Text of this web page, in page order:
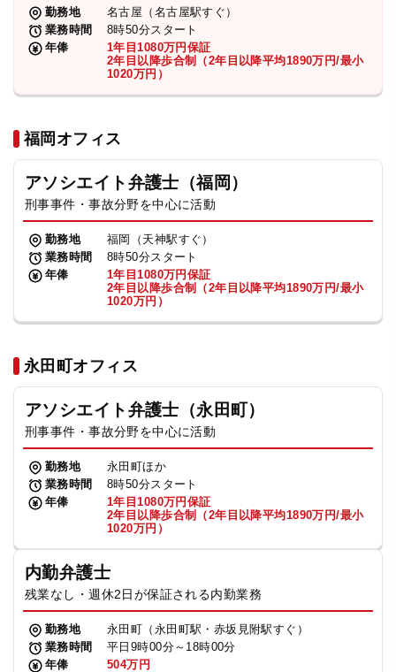
勤務地
名古屋（名古屋駅すぐ）
業務時間
8時50分スタート
年俸
1年目1080万円保証
2年目以降歩合制（2年目以降平均1890万円/最小
1020万円）
福岡オフィス
アソシエイト弁護士（福岡）
刑事事件・事故分野を中心に活動
勤務地
福岡（天神駅すぐ）
業務時間
8時50分スタート
年俸
1年目1080万円保証
2年目以降歩合制（2年目以降平均1890万円/最小
1020万円）
永田町オフィス
アソシエイト弁護士（永田町）
刑事事件・事故分野を中心に活動
勤務地
永田町ほか
業務時間
8時50分スタート
年俸
1年目1080万円保証
2年目以降歩合制（2年目以降平均1890万円/最小
1020万円）
内勤弁護士
残業なし・週休2日が保証される内勤業務
勤務地
永田町（永田町駅・赤坂見附駅すぐ）
業務時間
平日9時00分～18時00分
年俸
504万円